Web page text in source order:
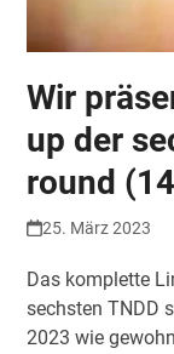
Wir
up der
round
25. März 2023
Das komplette
sechsten TNDD
2023 wie